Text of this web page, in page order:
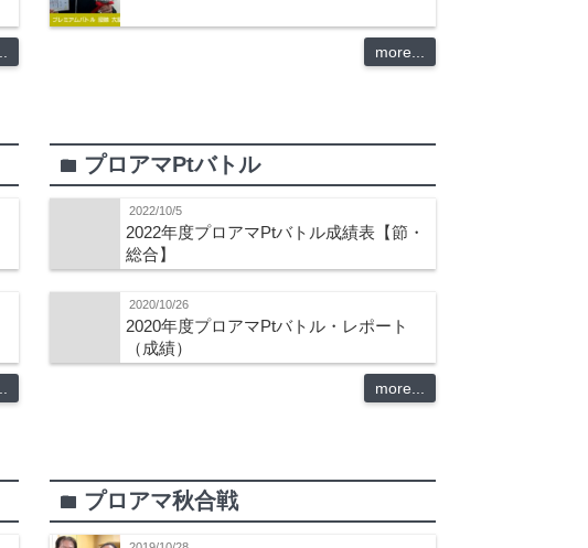
more...
folder プロアマPtバトル
2022/10/5
2022年度プロアマPtバトル成績表【節・
総合】
2020/10/26
2020年度プロアマPtバトル・レポート
（成績）
more...
folder プロアマ秋合戦